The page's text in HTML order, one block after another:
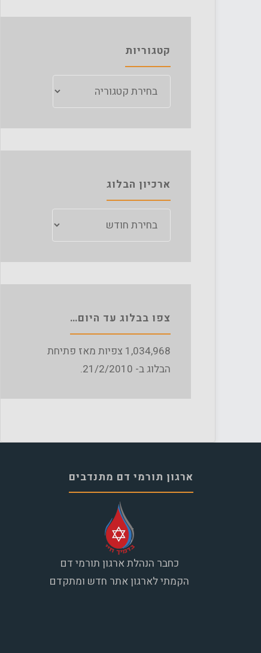
קטגוריות
ארכיון הבלוג
צפו בבלוג עד היום…
1,034,968 צפיות מאז פתיחת
הבלוג ב- 21/2/2010.
ארגון תורמי דם מתנדבים
כחבר הנהלת ארגון תורמי דם
הקמתי לארגון אתר חדש ומתקדם